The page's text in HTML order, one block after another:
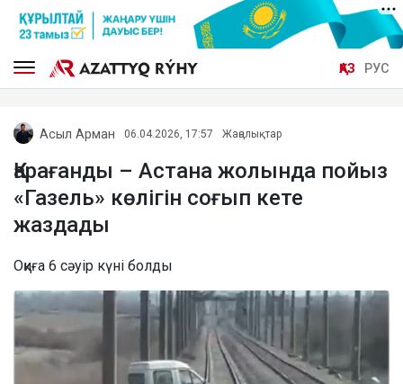
ҚАЗ РУС
Асыл Арман 06.04.2026, 17:57 Жаңалықтар
Қарағанды – Астана жолында пойыз
«Газель» көлігін соғып кете
жаздады
Оқиға 6 сәуір күні болды